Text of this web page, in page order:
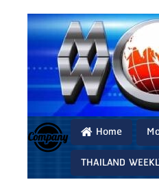
Home
THAILAND